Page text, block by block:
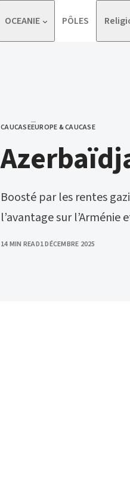
OCEANIE PÔLES
CATEGORY
CAUCASEEUROPE & CAUCASE
Boosté par les rentes
l’avantage sur l’Arménie
14 MIN READPUBLISHED
1 DÉCEMBRE 2025